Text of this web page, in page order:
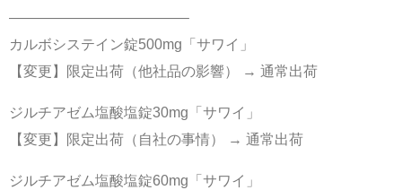
————————————–
カルボシステイン錠500mg「サワイ」
【変更】限定出荷（他社品の影響） → 通常出荷
ジルチアゼム塩酸塩錠30mg「サワイ」
【変更】限定出荷（自社の事情） → 通常出荷
ジルチアゼム塩酸塩錠60mg「サワイ」